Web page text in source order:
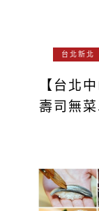
台北新北
【台北
壽司無